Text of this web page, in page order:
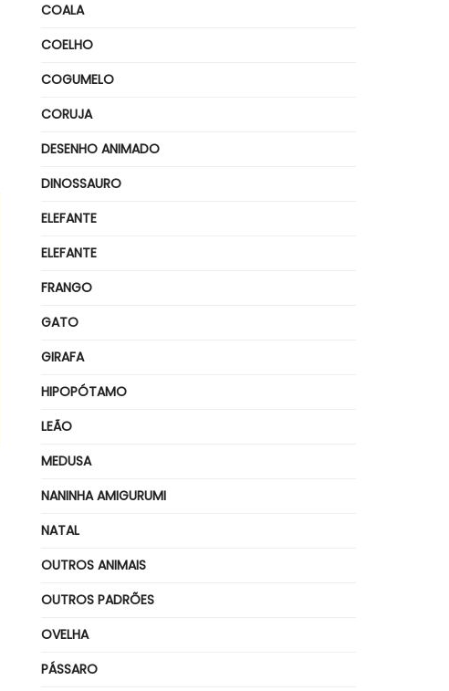
COALA
COELHO
COGUMELO
CORUJA
DESENHO ANIMADO
DINOSSAURO
ELEFANTE
ELEFANTE
FRANGO
GATO
GIRAFA
HIPOPÓTAMO
LEÃO
MEDUSA
NANINHA AMIGURUMI
NATAL
OUTROS ANIMAIS
OUTROS PADRÕES
OVELHA
PÁSSARO